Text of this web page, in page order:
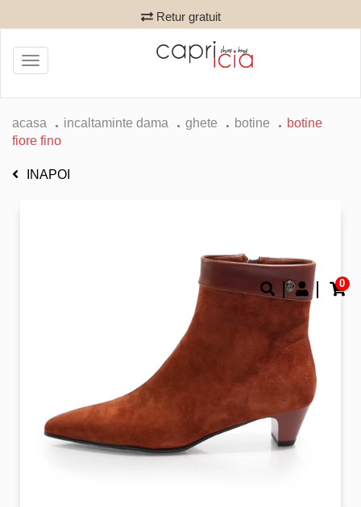
Retur gratuit
0
Toggle
navigation
acasa incaltaminte dama ghete botine
botine
fiore fino
INAPOI